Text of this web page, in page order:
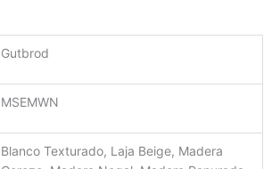
Gutbrod
MSEMWN
Blanco Texturado, Laja Beige, Madera